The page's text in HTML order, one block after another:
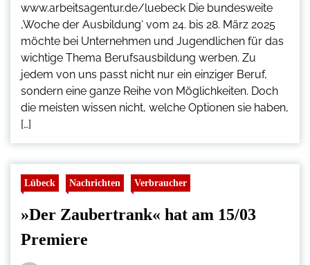
www.arbeitsagentur.de/luebeck Die bundesweite
‚Woche der Ausbildung‘ vom 24. bis 28. März 2025
möchte bei Unternehmen und Jugendlichen für das
wichtige Thema Berufsausbildung werben. Zu
jedem von uns passt nicht nur ein einziger Beruf,
sondern eine ganze Reihe von Möglichkeiten. Doch
die meisten wissen nicht, welche Optionen sie haben,
[…]
Lübeck Nachrichten Verbraucher
»Der Zaubertrank« hat am 15/03
Premiere